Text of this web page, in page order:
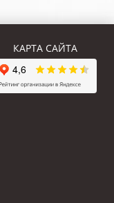
КАРТА САЙТА